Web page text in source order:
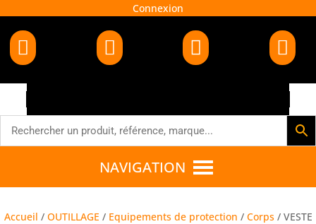
Connexion
   
NAVIGATION
Accueil / OUTILLAGE / Equipements de protection / Corps/ VESTE